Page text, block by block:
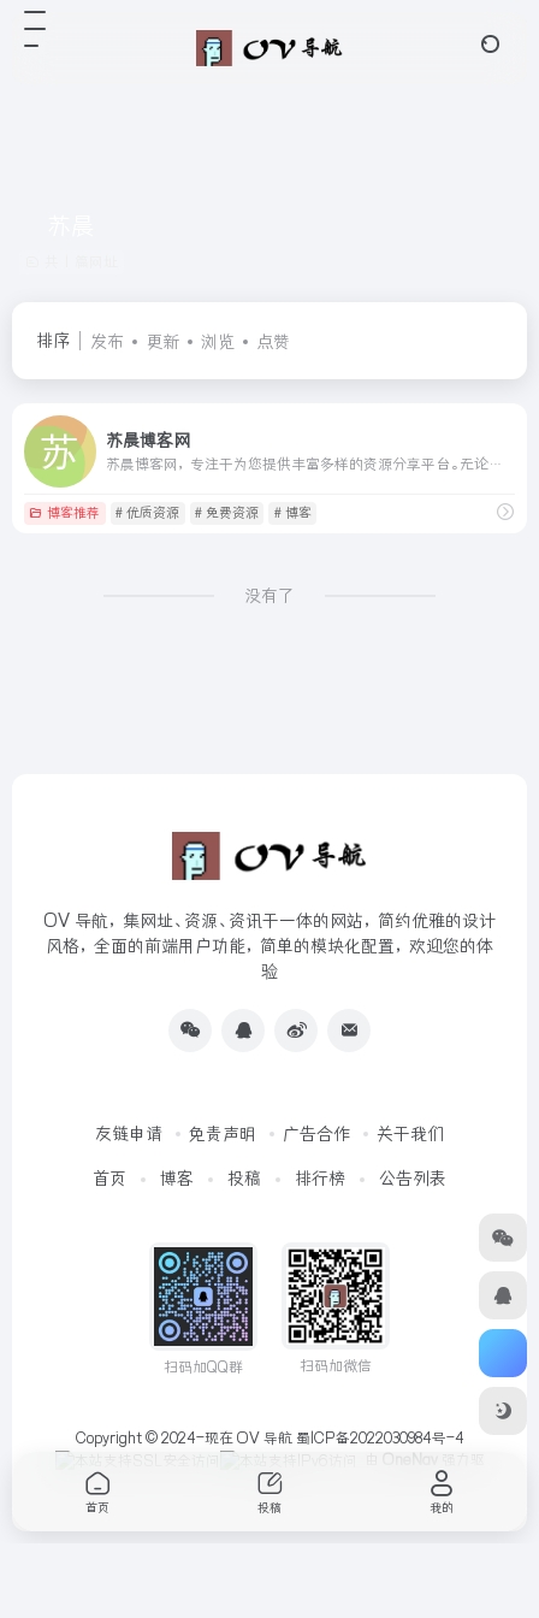
排序 发布 更新 浏览 点赞
苏晨博客网
苏晨博客网，专注于为您提供丰富多样的资源分享平台。无论您是寻找学习资料、实用工具还是行业资讯，这里都能满足您的需求。我们精选并整理了大量优质资源，让您能够轻松获取所需信息，提升学习与工作效率。快来苏晨博客网，发现更多精彩资源吧！
博客推荐 # 优质资源 # 免费资源 # 博客
没有了
OV 导航，集网址、资源、资讯于一体的网站，简约优雅的设计
风格，全面的前端用户功能，简单的模块化配置，欢迎您的体
验
友链申请 免责声明 广告合作 关于我们
首页 博客 投稿 排行榜 公告列表
扫码加QQ群 扫码加微信
Copyright © 2024-现在 OV 导航 蜀ICP备2022030984号-4
动
首页 投稿 我的